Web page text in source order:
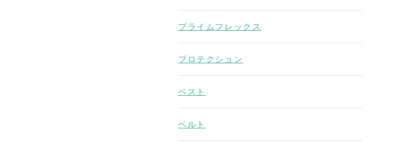
プライムフレックス
プロテクション
ベスト
ベルト